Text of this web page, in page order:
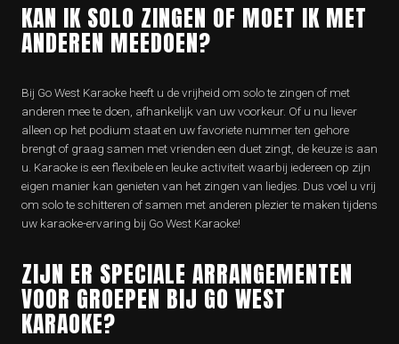
KAN IK SOLO ZINGEN OF MOET IK MET
ANDEREN MEEDOEN?
Bij Go West Karaoke heeft u de vrijheid om solo te zingen of met
anderen mee te doen, afhankelijk van uw voorkeur. Of u nu liever
alleen op het podium staat en uw favoriete nummer ten gehore
brengt of graag samen met vrienden een duet zingt, de keuze is aan
u. Karaoke is een flexibele en leuke activiteit waarbij iedereen op zijn
eigen manier kan genieten van het zingen van liedjes. Dus voel u vrij
om solo te schitteren of samen met anderen plezier te maken tijdens
uw karaoke-ervaring bij Go West Karaoke!
ZIJN ER SPECIALE ARRANGEMENTEN
VOOR GROEPEN BIJ GO WEST
KARAOKE?